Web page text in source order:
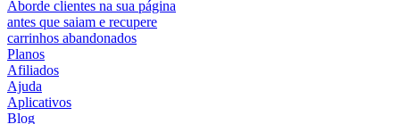
Aborde clientes na sua página
antes que saiam e recupere
carrinhos abandonados
Planos
Afiliados
Ajuda
Aplicativos
Blog